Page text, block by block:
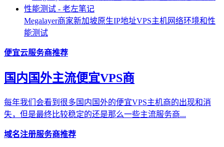
Megalayer商家新加坡原生IP地址VPS主机网络环境和性
能测试
便宜云服务商推荐
国内国外主流便宜VPS商
每年我们会看到很多国内国外的便宜VPS主机商的出现和消
失，但是最终比较稳定的还是那么一些主流服务商...
域名注册服务商推荐